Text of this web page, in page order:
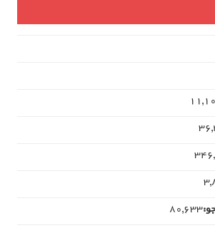
80,633